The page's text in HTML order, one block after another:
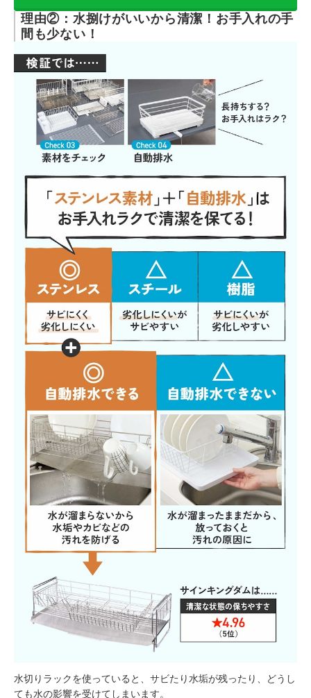
理由②：水捌けがいいから清潔！お手入れの手
間も少ない！
水切りラックを使っていると、サビたり水垢が残ったり、どうし
ても水の影響を受けてしまいます。